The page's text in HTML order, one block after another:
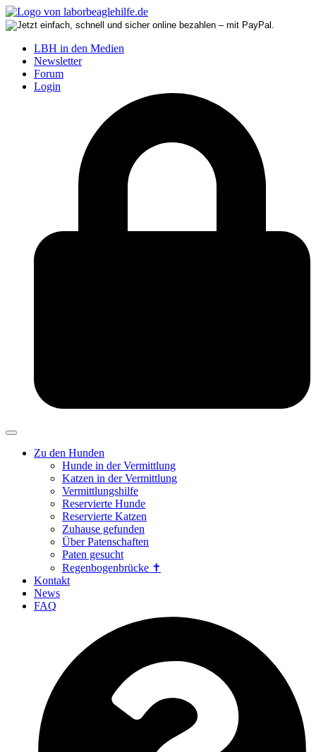
LBH in den Medien
Newsletter
Forum
Login
Zu den Hunden
Hunde in der Vermittlung
Katzen in der Vermittlung
Vermittlungshilfe
Reservierte Hunde
Reservierte Katzen
Zuhause gefunden
Über Patenschaften
Paten gesucht
Regenbogenbrücke ✝
Kontakt
News
FAQ